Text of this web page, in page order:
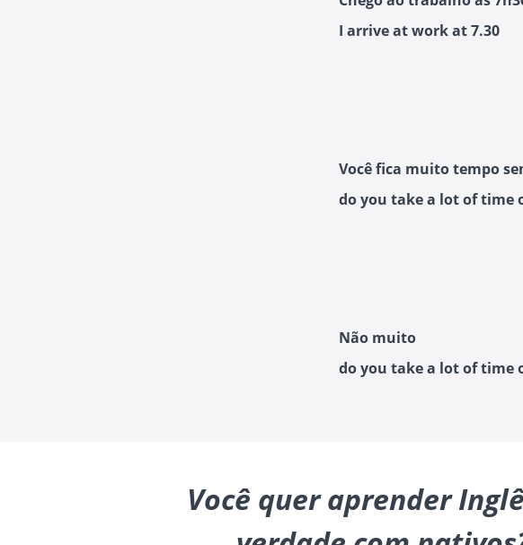
I arrive at work at 7.30
Você fica muito tempo
do you take a lot of time
Não muito
do you take a lot of time
Você quer aprender